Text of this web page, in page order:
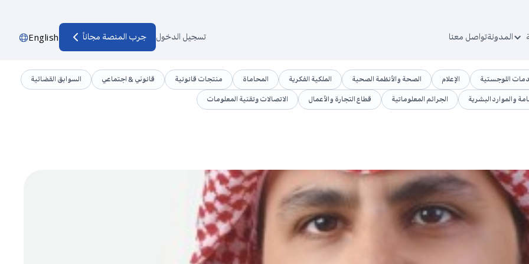
تواصل معناالمدونة جرب المنصة مجاناً تسجيل الدخول English
اللوجستية الإعلام الصحة والأنظمة الصحية الملكية الفكرية المحاماة منتجات قانونية قانوني & اجتماعي السوابق القضائية
والموارد البشرية الجرائم المعلوماتية قطاع التجارة والأعمال الاتصالات وتقنية المعلومات